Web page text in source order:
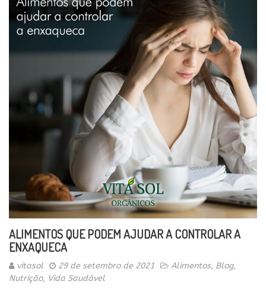
ALIMENTOS QUE PODEM AJUDAR A CONTROLAR A
ENXAQUECA
vitasol 29 de setembro de 2021 Alimentos, Blog,
Nutrição, Vida Saudável